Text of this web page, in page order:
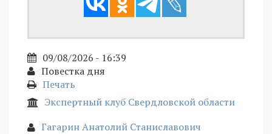
09/08/2026 - 16:39
Повестка дня
Печать
Экспертный клуб Свердловской области
Гагарин Анатолий Станиславович